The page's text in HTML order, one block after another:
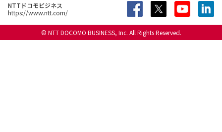
NTTドコモビジネス
https://www.ntt.com/
© NTT DOCOMO BUSINESS, Inc. All Rights Reserved.